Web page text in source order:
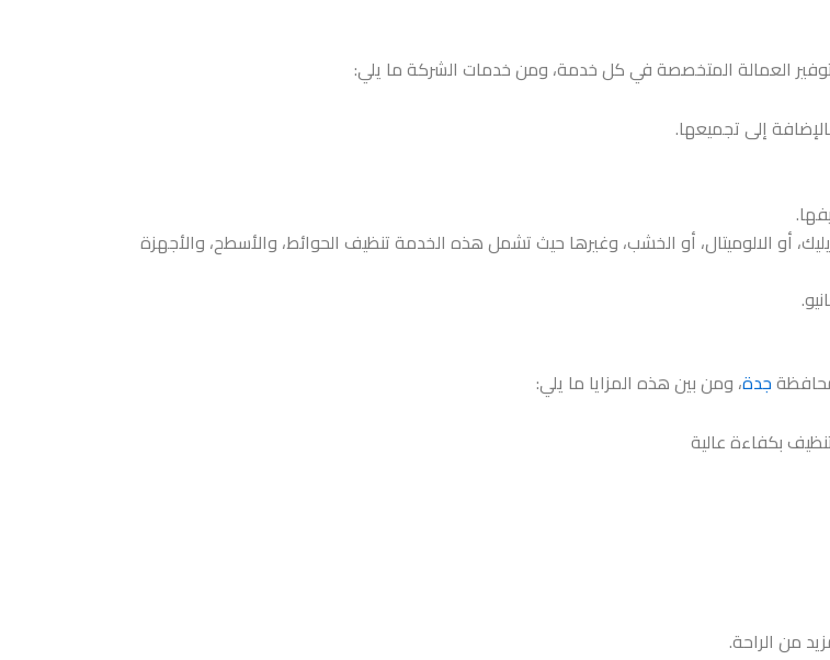
العمالة المتخصصة في كل خدمة، ومن خدمات الشركة ما يلي:
إلى تجميعها.
أو الالوميتال، أو الخشب، وغيرها حيث تشمل هذه الخدمة تنظيف الحوائط، والأسطح، والأجهزة
جدة، ومن بين هذه المزايا ما يلي:
بكفاءة عالية
من الراحة.